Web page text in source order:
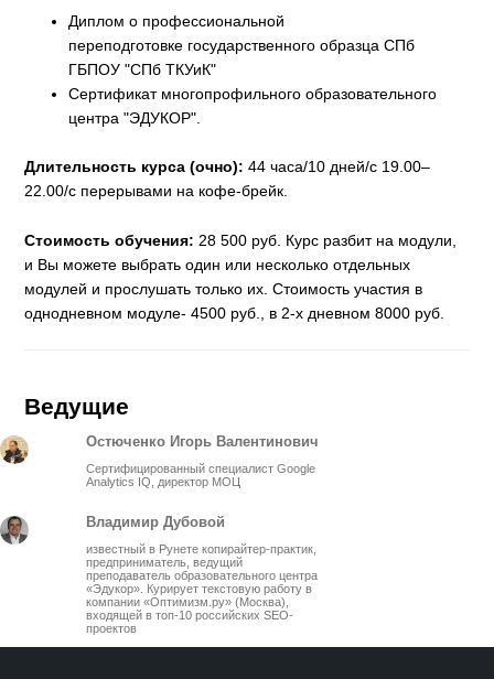
Диплом о профессиональной
переподготовке государственного образца СПб
ГБПОУ "СПб ТКУиК"
Сертификат многопрофильного образовательного
центра "ЭДУКОР".
Длительность курса (очно):44 часа/10 дней/с 19.00–
22.00/с перерывами на кофе-брейк.
Стоимость обучения: 28 500 руб. Курс разбит на модули,
и Вы можете выбрать один или несколько отдельных
модулей и прослушать только их. Стоимость участия в
однодневном модуле- 4500 руб., в 2-х дневном 8000 руб.
Ведущие
Остюченко Игорь Валентинович
Сертифицированный специалист Google
Analytics IQ, директор МОЦ
Владимир Дубовой
известный в Рунете копирайтер-практик,
предприниматель, ведущий
преподаватель образовательного центра
«Эдукор». Курирует текстовую работу в
компании «Оптимизм.ру» (Москва),
входящей в топ-10 российских SEO-
проектов